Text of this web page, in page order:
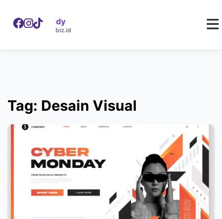
W WebDaddy
webdaddy.biz.id
Tag: Desain Visual